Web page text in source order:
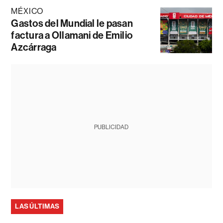
MÉXICO
Gastos del Mundial le pasan
factura a Ollamani de Emilio
Azcárraga
PUBLICIDAD
LAS ÚLTIMAS